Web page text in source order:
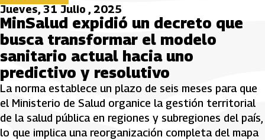
Jueves, 31 Julio , 2025
MinSalud expidió un decreto que
busca transformar el modelo
sanitario actual hacia uno
predictivo y resolutivo
La norma establece un plazo de seis meses para que
el Ministerio de Salud organice la gestión territorial
de la salud pública en regiones y subregiones del país,
lo que implica una reorganización completa del mapa